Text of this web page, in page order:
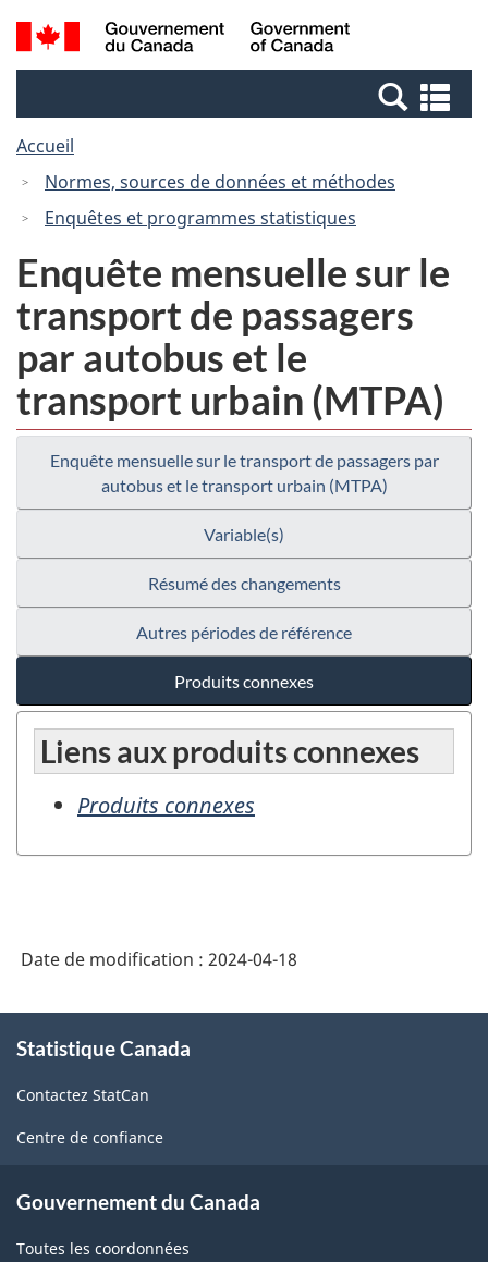
Passer
au
Passer
à
Canada
Recherche
et
et
Accueil
Normes, sources de données et méthodes
Enquêtes et programmes statistiques
Enquête mensuelle sur le
transport de passagers
par autobus et le
transport urbain (MTPA)
Enquête mensuelle sur le transport de passagers par
autobus et le transport urbain (MTPA)
Variable(s)
Résumé des changements
Autres périodes de référence
Produits connexes
Liens aux produits connexes
Produits connexes
Date de modification : 2024-04-18
propos
ce
site
Statistique Canada
Contactez StatCan
Centre de confiance
Gouvernement du Canada
Toutes les coordonnées